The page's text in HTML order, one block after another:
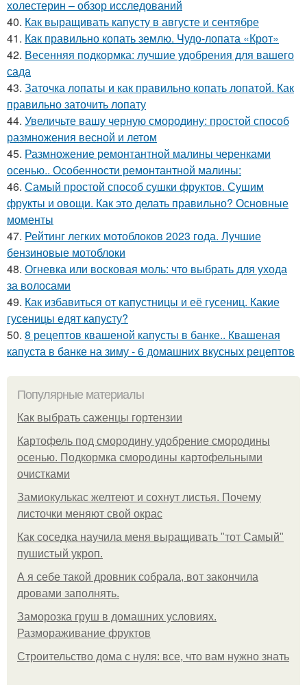
холестерин – обзор исследований
40. Как выращивать капусту в августе и сентябре
41. Как правильно копать землю. Чудо-лопата «Крот»
42. Весенняя подкормка: лучшие удобрения для вашего
сада
43. Заточка лопаты и как правильно копать лопатой. Как
правильно заточить лопату
44. Увеличьте вашу черную смородину: простой способ
размножения весной и летом
45. Размножение ремонтантной малины черенками
осенью.. Особенности ремонтантной малины:
46. Самый простой способ сушки фруктов. Сушим
фрукты и овощи. Как это делать правильно? Основные
моменты
47. Рейтинг легких мотоблоков 2023 года. Лучшие
бензиновые мотоблоки
48. Огневка или восковая моль: что выбрать для ухода
за волосами
49. Как избавиться от капустницы и её гусениц. Какие
гусеницы едят капусту?
50. 8 рецептов квашеной капусты в банке.. Квашеная
капуста в банке на зиму - 6 домашних вкусных рецептов
Популярные материалы
Как выбрать саженцы гортензии
Картофель под смородину удобрение смородины
осенью. Подкормка смородины картофельными
очистками
Замиокулькас желтеют и сохнут листья. Почему
листочки меняют свой окрас
Как соседка научила меня выращивать "тот Самый"
пушистый укроп.
А я себе такой дровник собрала, вот закончила
дровами заполнять.
Заморозка груш в домашних условиях.
Размораживание фруктов
Строительство дома с нуля: все, что вам нужно знать